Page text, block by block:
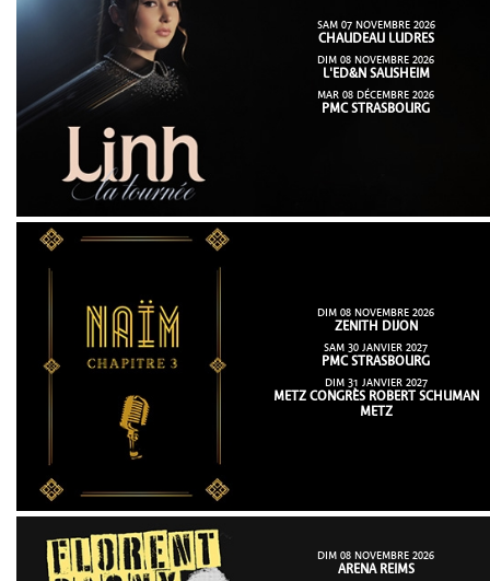
SAM 07 NOVEMBRE 2026
CHAUDEAU LUDRES
DIM 08 NOVEMBRE 2026
L'ED&N SAUSHEIM
MAR 08 DÉCEMBRE 2026
PMC STRASBOURG
DIM 08 NOVEMBRE 2026
ZENITH DIJON
SAM 30 JANVIER 2027
PMC STRASBOURG
DIM 31 JANVIER 2027
METZ CONGRÈS ROBERT SCHUMAN
METZ
DIM 08 NOVEMBRE 2026
ARENA REIMS